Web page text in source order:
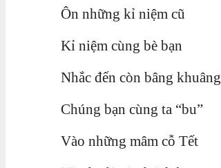
Ôn những kỉ niệm cũ
Kỉ niệm cùng bè bạn
Nhắc đến còn bâng khuâng
Chúng bạn cùng ta “bu”
Vào những mâm cỗ Tết